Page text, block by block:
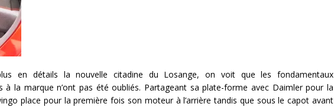
en détails la nouvelle citadine du Losange, on voit que les fondamentaux
à la marque n’ont pas été oubliés. Partageant sa plate-forme avec Daimler pour la
place pour la première fois son moteur à l’arrière tandis que sous le capot avant